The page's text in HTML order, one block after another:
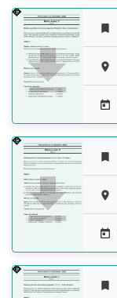








